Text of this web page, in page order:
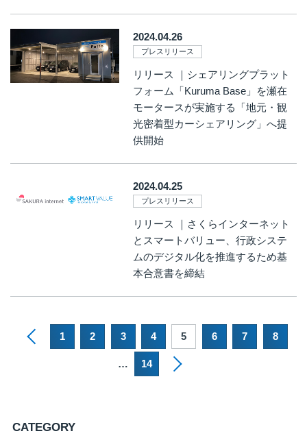
2024.04.26
プレスリリース
リリース ｜シェアリングプラット
フォーム「Kuruma Base」を瀬在
モータースが実施する「地元・観
光密着型カーシェアリング」へ提
供開始
2024.04.25
プレスリリース
リリース ｜さくらインターネット
とスマートバリュー、行政システ
ムのデジタル化を推進するため基
本合意書を締結
1 2 3 4 5 6 7 8
… 14
CATEGORY